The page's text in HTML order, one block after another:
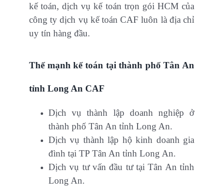
kế toán, dịch vụ kế toán trọn gói HCM của
công ty dịch vụ kế toán CAF luôn là địa chỉ
uy tín hàng đầu.
Thế mạnh kế toán tại thành phố Tân An
tỉnh Long An CAF
Dịch vụ thành lập doanh nghiệp ở
thành phố Tân An tỉnh Long An.
Dịch vụ thành lập hộ kinh doanh gia
đình tại TP Tân An tỉnh Long An.
Dịch vụ tư vấn đầu tư tại Tân An tỉnh
Long An.